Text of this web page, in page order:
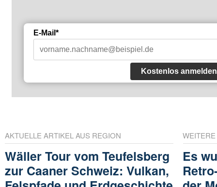
E-Mail*
Kostenlos anmelden
AKTUELLE ARTIKEL AUS REGION
Wäller Tour vom Teufelsberg
zur Caaner Schweiz: Vulkan,
Es